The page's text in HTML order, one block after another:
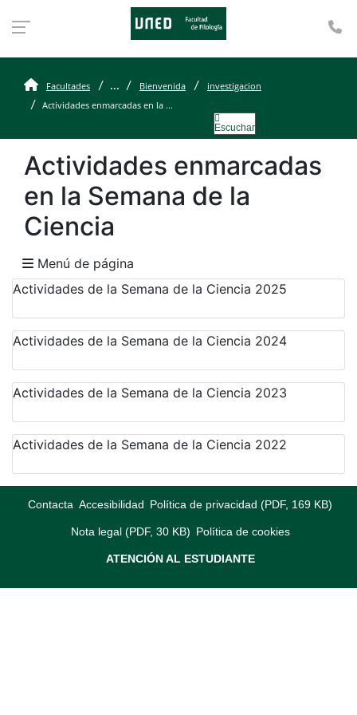
Actividades
Facultades ... Bienvenida
investigacion
Actividades enmarcadas en la ...
Escuchar
Actividades enmarcadas
en la Semana de la
Ciencia
Menú de página
Actividades de la Semana de la Ciencia 2025
Actividades de la Semana de la Ciencia 2024
Actividades de la Semana de la Ciencia 2023
Actividades de la Semana de la Ciencia 2022
Contacta Accesibilidad Política de privacidad (PDF, 169 KB)
Nota legal (PDF, 30 KB) Política de cookies
ATENCIÓN AL ESTUDIANTE